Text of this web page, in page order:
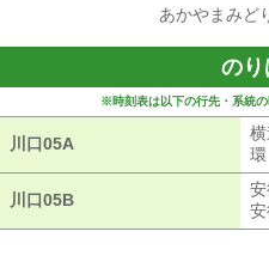
あかやまみど
のり
※時刻表は以下の行先・系統
川口05A
川口05B